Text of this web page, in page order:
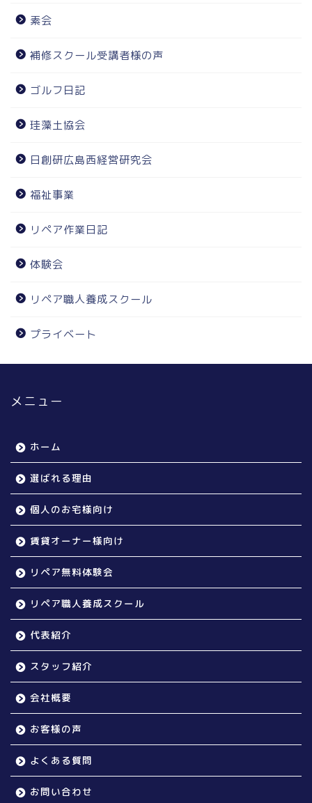
素会
補修スクール受講者様の声
ゴルフ日記
珪藻土協会
日創研広島西経営研究会
福祉事業
リペア作業日記
体験会
リペア職人養成スクール
プライベート
メニュー
ホーム
選ばれる理由
個人のお宅様向け
賃貸オーナー様向け
リペア無料体験会
リペア職人養成スクール
代表紹介
スタッフ紹介
会社概要
お客様の声
よくある質問
お問い合わせ